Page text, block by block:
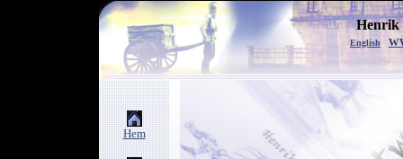
Henrik
English
Hem